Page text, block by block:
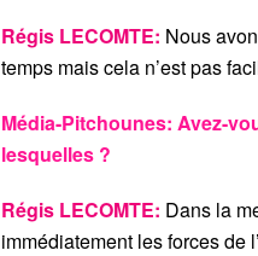
Régis LECOMTE: Nous
temps mais cela n’est pas
Média-Pitchounes: Avez-
lesquelles ?
Régis LECOMTE: Dans la
immédiatement les forces de